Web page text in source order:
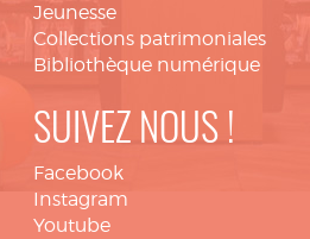
Jeunesse
Collections patrimoniales
Bibliothèque numérique
SUIVEZ NOUS !
Facebook
Instagram
Youtube